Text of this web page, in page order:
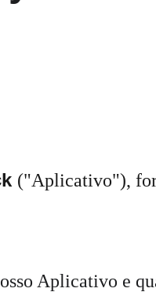
("Aplicativo"),
Aplicativo e